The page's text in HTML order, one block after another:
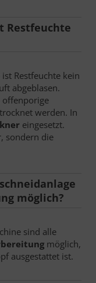
Restfeuchte
Restfeuchte kein
abgeblasen.
offenporige
werden. In
eingesetzt.
sondern die
möglich?
sind alle
möglich,
ausgestattet ist.